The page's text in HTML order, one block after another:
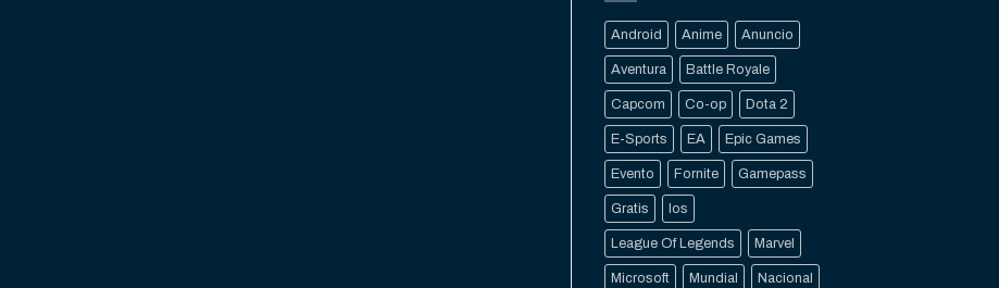
Android Anime Anuncio
Aventura Battle Royale
Capcom Co-op Dota 2
E-Sports EA Epic Games
Evento Fornite Gamepass
Gratis Ios
League Of Legends Marvel
Microsoft Mundial Nacional